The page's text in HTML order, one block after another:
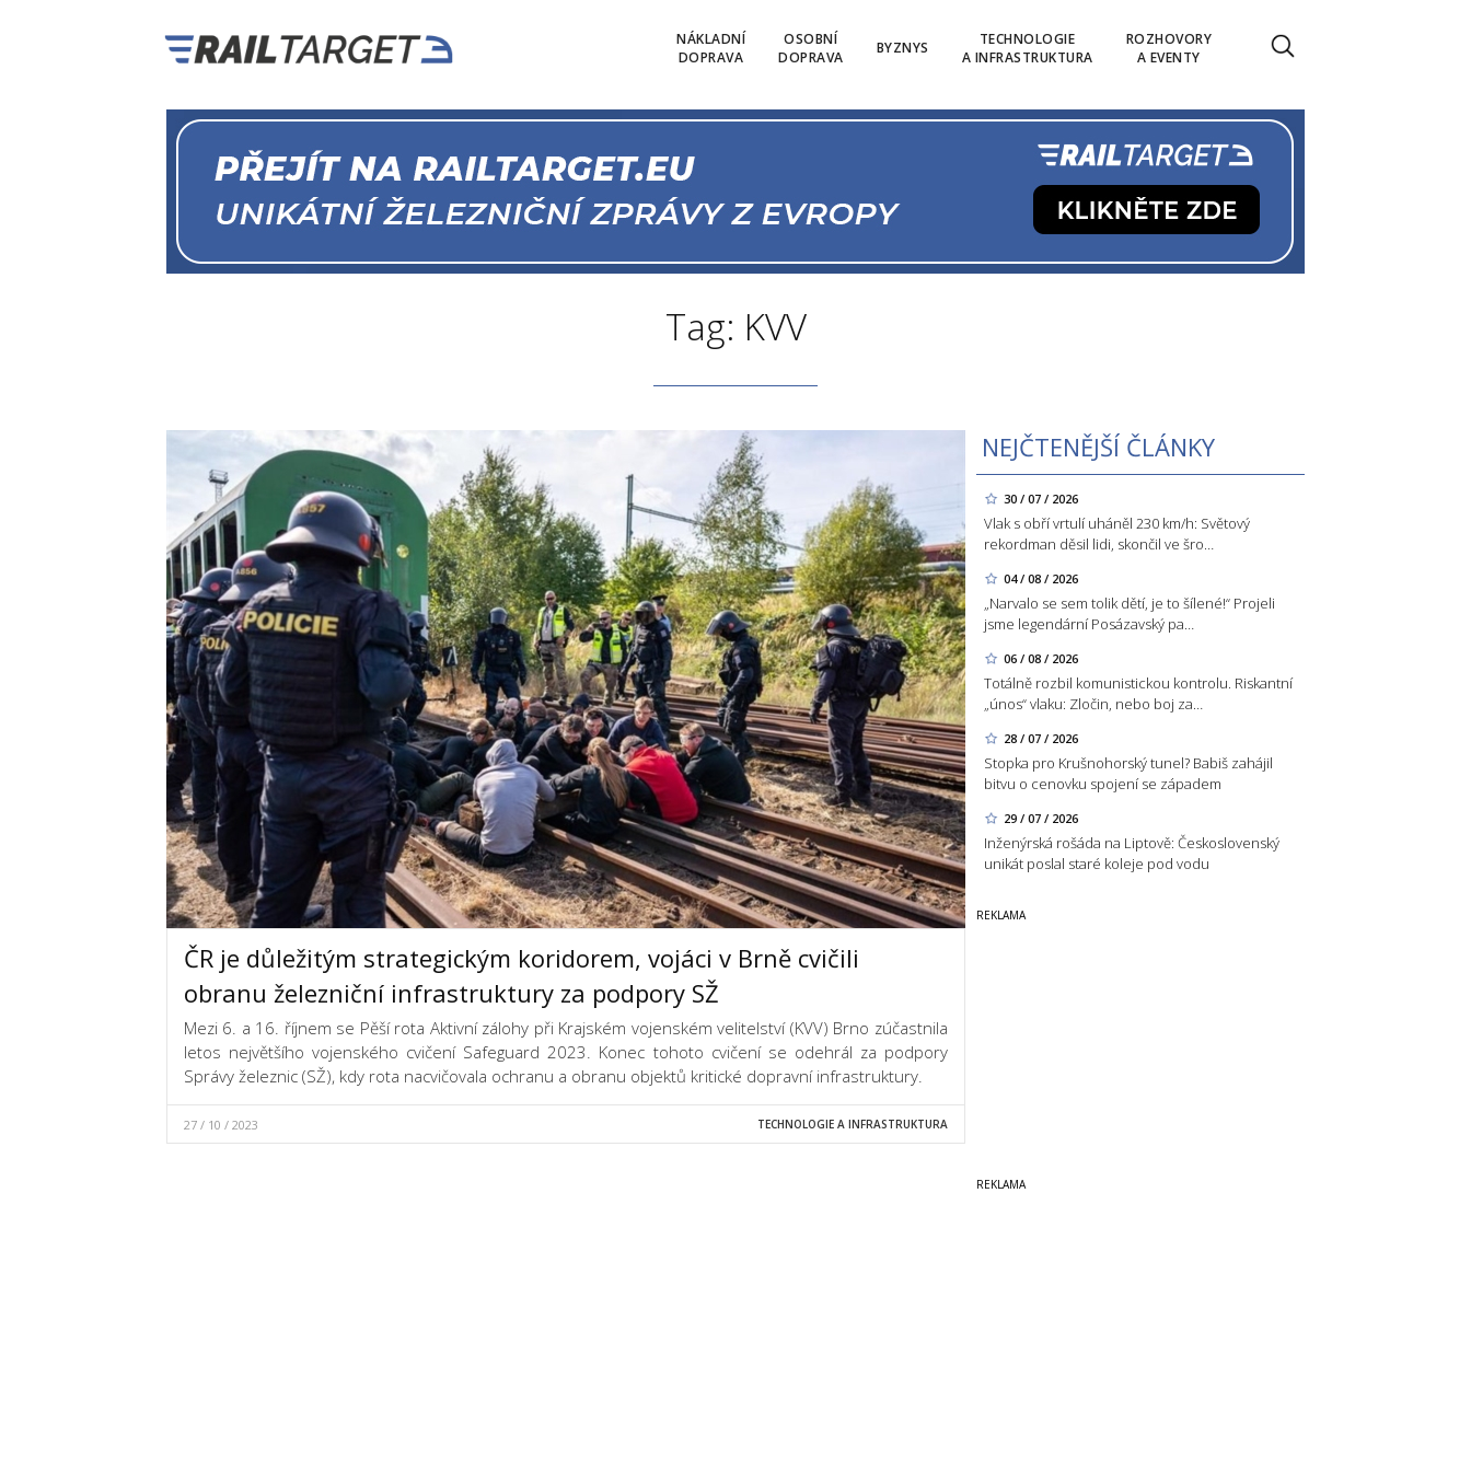
NÁKLADNÍ
DOPRAVA
OSOBNÍ
DOPRAVA
BYZNYS
TECHNOLOGIE
A INFRASTRUKTURA
ROZHOVORY
A EVENTY
Tag: KVV
NEJČTENĚJŠÍ ČLÁNKY
30 / 07 / 2026
Vlak s obří vrtulí uháněl 230 km/h: Světový
rekordman děsil lidi, skončil ve šro…
04 / 08 / 2026
„Narvalo se sem tolik dětí, je to šílené!“ Projeli
jsme legendární Posázavský pa…
06 / 08 / 2026
Totálně rozbil komunistickou kontrolu. Riskantní
„únos“ vlaku: Zločin, nebo boj za…
28 / 07 / 2026
Stopka pro Krušnohorský tunel? Babiš zahájil
bitvu o cenovku spojení se západem
29 / 07 / 2026
Inženýrská rošáda na Liptově: Československý
unikát poslal staré koleje pod vodu
ČR je důležitým strategickým koridorem, vojáci v Brně cvičili
obranu železniční infrastruktury za podpory SŽ
Mezi 6. a 16. říjnem se Pěší rota Aktivní zálohy při Krajském vojenském velitelství (KVV) Brno zúčastnila
letos největšího vojenského cvičení Safeguard 2023. Konec tohoto cvičení se odehrál za podpory
Správy železnic (SŽ), kdy rota nacvičovala ochranu a obranu objektů kritické dopravní infrastruktury.
27 / 10 / 2023 TECHNOLOGIE A INFRASTRUKTURA